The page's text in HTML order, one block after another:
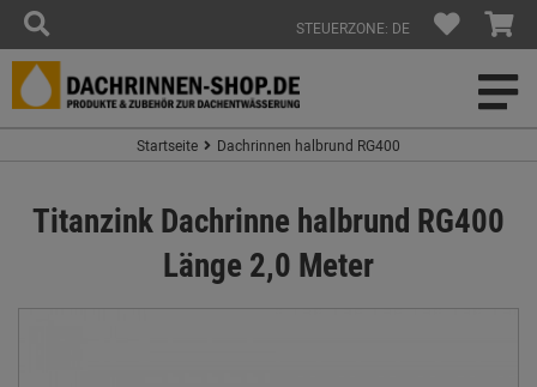
STEUERZONE: DE
Startseite Dachrinnen halbrund RG400
Titanzink Dachrinne halbrund RG400
Länge 2,0 Meter